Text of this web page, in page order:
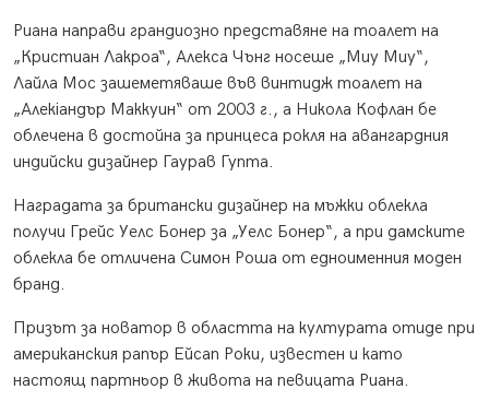
Риана направи грандиозно представяне на тоалет на
„Кристиан Лакроа“, Алекса Чънг носеше „Миу Миу“,
Лайла Мос зашеметяваше във винтидж тоалет на
„Алекiандър Маккуин“ от 2003 г., а Никола Кофлан бе
облечена в достойна за принцеса рокля на авангардния
индийски дизайнер Гаурав Гупта.
Наградата за британски дизайнер на мъжки облекла
получи Грейс Уелс Бонер за „Уелс Бонер“, а при дамските
облекла бе отличена Симон Роша от едноименния моден
бранд.
Призът за новатор в областта на културата отиде при
американския рапър Ейсап Роки, известен и като
настоящ партньор в живота на певицата Риана.